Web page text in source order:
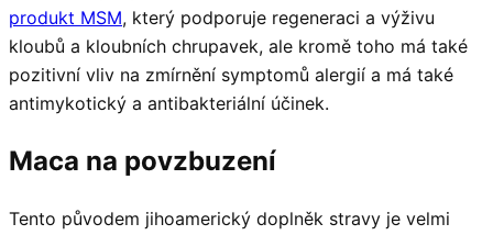
produkt MSM, který podporuje regeneraci a výživu
kloubů a kloubních chrupavek, ale kromě toho má také
pozitivní vliv na zmírnění symptomů alergií a má také
antimykotický a antibakteriální účinek.
Maca na povzbuzení
Tento původem jihoamerický doplněk stravy je velmi